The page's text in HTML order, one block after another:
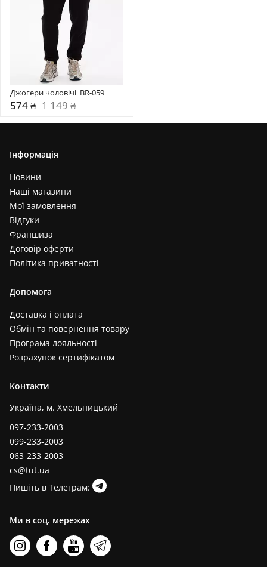
Джогери чоловічі  BR-059
574 ₴ 1 149 ₴
Інформація
Новини
Наші магазини
Мої замовлення
Відгуки
Франшиза
Договір оферти
Політика приватності
Допомога
Доставка і оплата
Обмін та повернення товару
Програма лояльності
Розрахунок сертифікатом
Контакти
Україна, м. Хмельницький
097-233-2003
099-233-2003
063-233-2003
cs@tut.ua
Пишіть в Телеграм:
Ми в соц. мережах